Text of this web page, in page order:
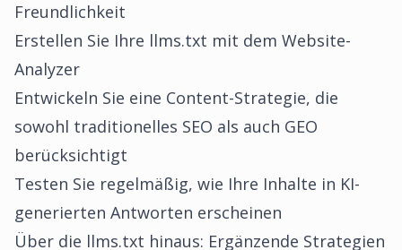
Freundlichkeit
Erstellen Sie Ihre llms.txt mit dem Website-
Analyzer
Entwickeln Sie eine Content-Strategie, die
sowohl traditionelles SEO als auch GEO
berücksichtigt
Testen Sie regelmäßig, wie Ihre Inhalte in KI-
generierten Antworten erscheinen
Über die llms.txt hinaus: Ergänzende Strategien